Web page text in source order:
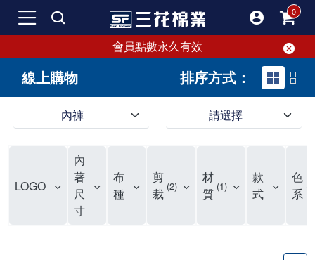
會員點數永久有效
線上購物 排序方式：
內褲 請選擇
LOGO
內
著
尺
寸
布
種
剪
裁 2
材
質 1
款
式
色
系